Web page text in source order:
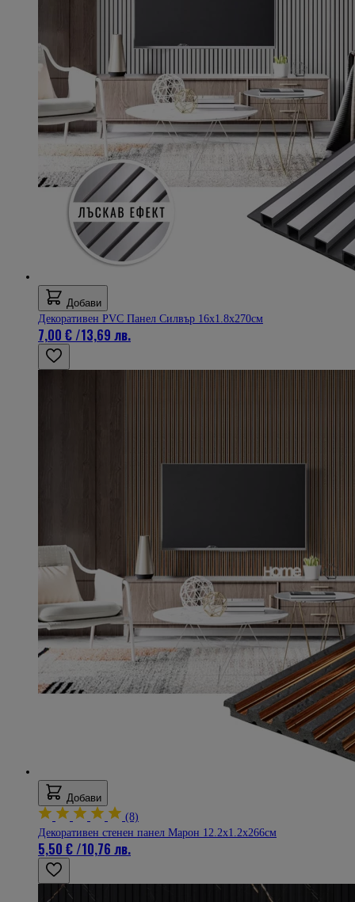
Добави
Декоративен PVC Панел Силвър 16х1.8х270см
7,00 €/13,69 лв.
Добави
(8)
Декоративен стенен панел Марон 12.2х1.2х266см
5,50 €/10,76 лв.